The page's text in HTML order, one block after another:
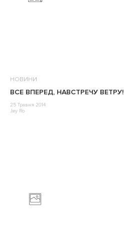
НОВИНИ
ВСЕ ВПЕРЕД, НАВСТРЕЧУ ВЕТРУ!
25 Травня 2014
Jey Ro